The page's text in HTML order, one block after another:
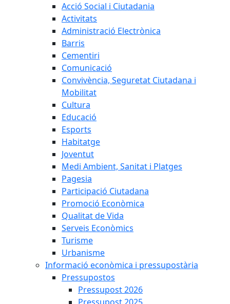
Acció Social i Ciutadania
Activitats
Administració Electrònica
Barris
Cementiri
Comunicació
Convivència, Seguretat Ciutadana i
Mobilitat
Cultura
Educació
Esports
Habitatge
Joventut
Medi Ambient, Sanitat i Platges
Pagesia
Participació Ciutadana
Promoció Econòmica
Qualitat de Vida
Serveis Econòmics
Turisme
Urbanisme
Informació econòmica i pressupostària
Pressupostos
Pressupost 2026